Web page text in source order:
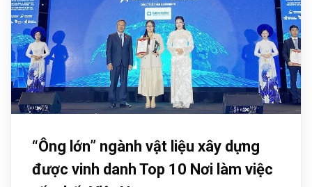
“Ông lớn” ngành vật liệu xây dựng
được vinh danh Top 10 Nơi làm việc